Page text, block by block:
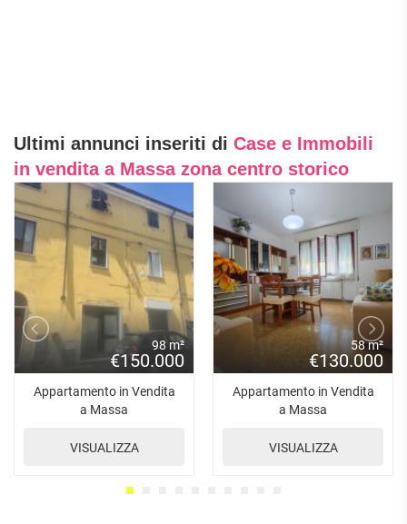
Ultimi annunci inseriti di Case e Immobili
in vendita a Massa zona centro storico
98 m²
€150.000
Appartamento in Vendita
a Massa
VISUALIZZA
58 m²
€130.000
Appartamento in Vendita
a Massa
VISUALIZZA